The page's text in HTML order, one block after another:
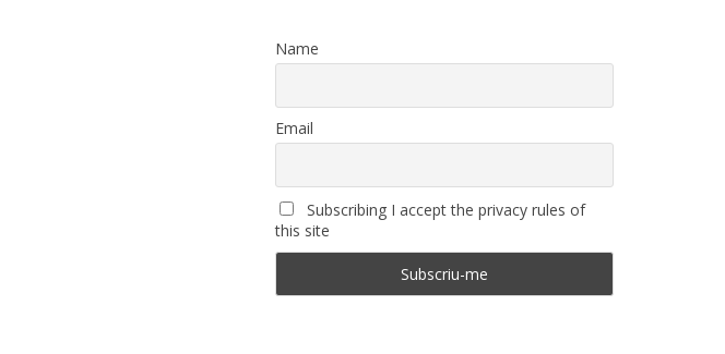
Name
Email
Subscribing I accept the privacy rules of
this site